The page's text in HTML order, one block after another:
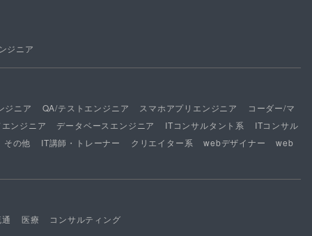
ジニア
ジニア QA/テストエンジニア スマホアプリエンジニア
コーダー/マ
ンジニア データベースエンジニア ITコンサルタント系
ITコンサル
その他 IT講師・トレーナー クリエイター系 webデザイナー
web
医療 コンサルティング